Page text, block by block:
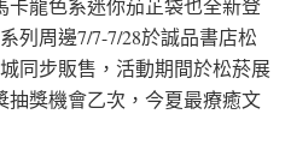
列周邊7/7-7/28於誠品書店松
同步販售，活動期間於松菸展
抽獎機會乙次，今夏最療癒文